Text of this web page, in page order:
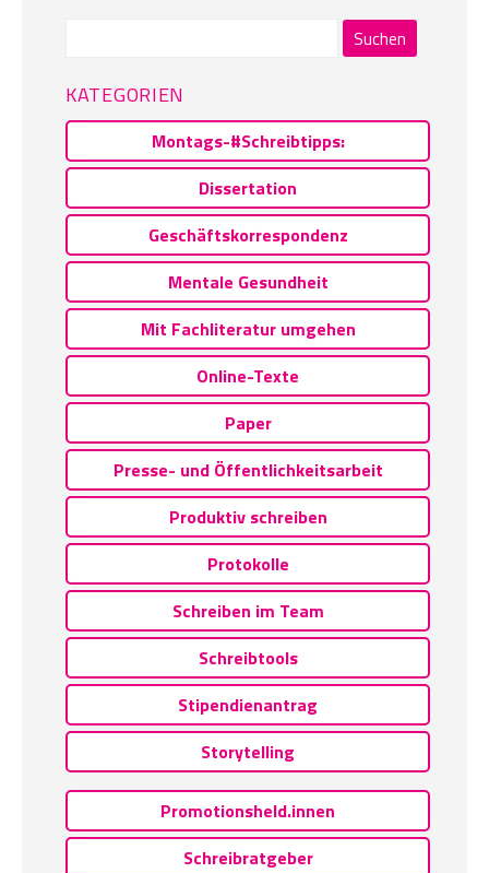
KATEGORIEN
Montags-#Schreibtipps:
Dissertation
Geschäftskorrespondenz
Mentale Gesundheit
Mit Fachliteratur umgehen
Online-Texte
Paper
Presse- und Öffentlichkeitsarbeit
Produktiv schreiben
Protokolle
Schreiben im Team
Schreibtools
Stipendienantrag
Storytelling
Promotionsheld.innen
Schreibratgeber